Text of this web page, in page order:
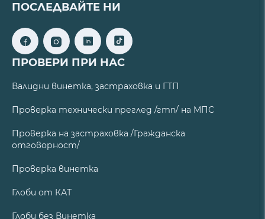
ПОСЛЕДВАЙТЕ НИ
ПРОВЕРИ ПРИ НАС
Валидни винетка, застраховка и ГТП
Проверка технически преглед /гтп/ на МПС
Проверка на застраховка /Гражданска
отговорност/
Проверка винетка
Глоби от КАТ
Глоби без Винетка